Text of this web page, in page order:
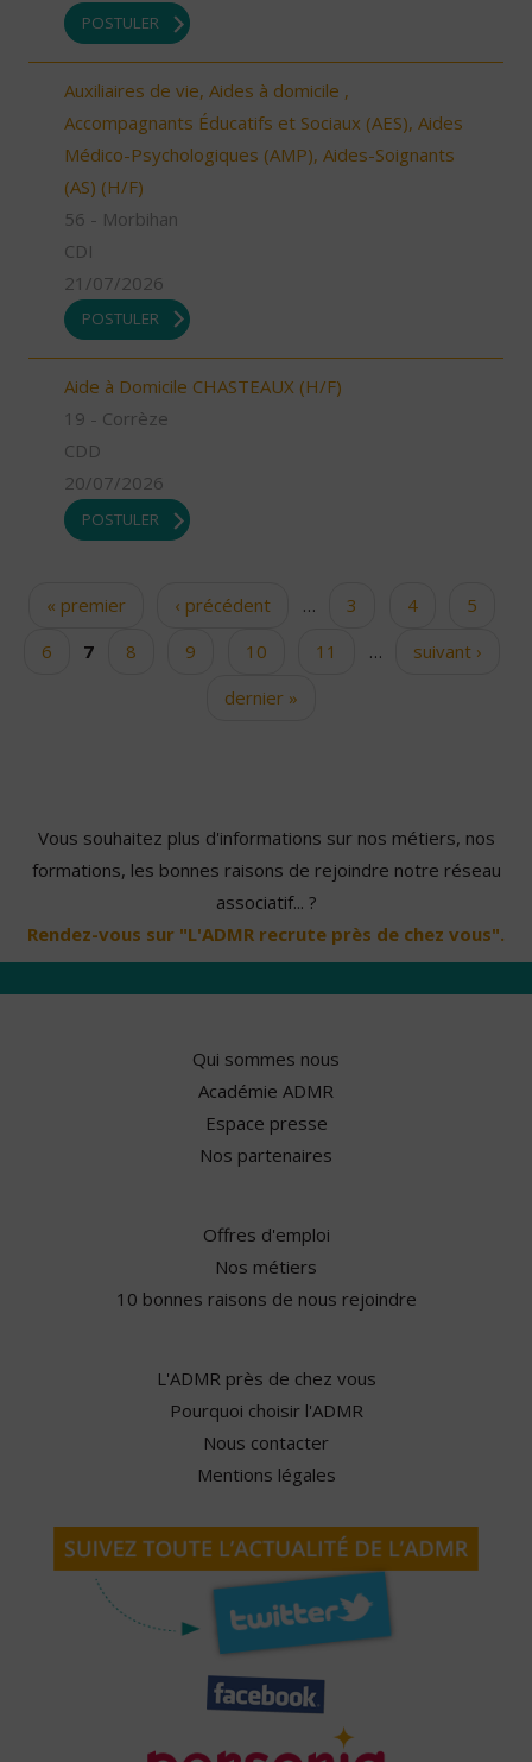
POSTULER
Auxiliaires de vie, Aides à domicile ,
Accompagnants Éducatifs et Sociaux (AES), Aides
Médico-Psychologiques (AMP), Aides-Soignants
(AS) (H/F)
56 - Morbihan
CDI
21/07/2026
POSTULER
Aide à Domicile CHASTEAUX (H/F)
19 - Corrèze
CDD
20/07/2026
POSTULER
Pages« premier ‹ précédent … 3 4
5
6
7 8 9 10 11 …
suivant ›
dernier »
Vous souhaitez plus d'informations sur nos métiers, nos
formations, les bonnes raisons de rejoindre notre réseau
associatif... ?
Rendez-vous sur "L'ADMR recrute près de chez vous".
Qui sommes nous
Académie ADMR
Espace presse
Nos partenaires
Offres d'emploi
Nos métiers
10 bonnes raisons de nous rejoindre
L'ADMR près de chez vous
Pourquoi choisir l'ADMR
Nous contacter
Mentions légales